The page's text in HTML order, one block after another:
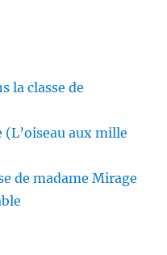
la classe de
(L’oiseau aux mille
de madame Mirage